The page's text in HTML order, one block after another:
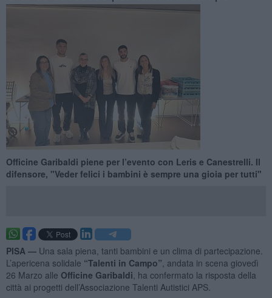
Officine Garibaldi piene per l’evento con Leris e Canestrelli. Il
difensore, "Veder felici i bambini è sempre una gioia per tutti"
PISA — Una sala piena, tanti bambini e un clima di partecipazione.
L’apericena solidale “Talenti in Campo” , andata in scena giovedì
26 Marzo alle Officine Garibaldi , ha confermato la risposta della
città ai progetti dell’Associazione Talenti Autistici APS.